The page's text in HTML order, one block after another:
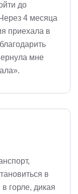
до
4 месяца
приехала в
мне
в
горле, дикая